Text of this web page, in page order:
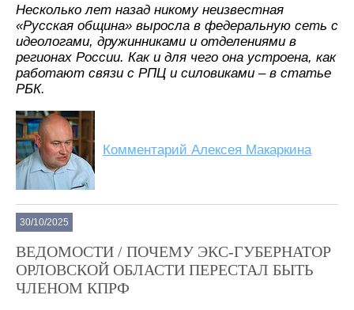
Несколько лет назад никому неизвестная
«Русская община» выросла в федеральную сеть с
идеологами, дружинниками и отделениями в
регионах России. Как и для чего она устроена, как
работают связи с РПЦ и силовиками – в статье
РБК.
Комментарий Алексея Макаркина
30/10/2025
ВЕДОМОСТИ / ПОЧЕМУ ЭКС-ГУБЕРНАТОР
ОРЛОВСКОЙ ОБЛАСТИ ПЕРЕСТАЛ БЫТЬ
ЧЛЕНОМ КПРФ